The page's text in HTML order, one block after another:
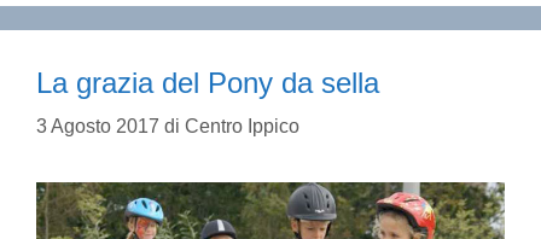
La grazia del Pony da sella
3 Agosto 2017 di Centro Ippico